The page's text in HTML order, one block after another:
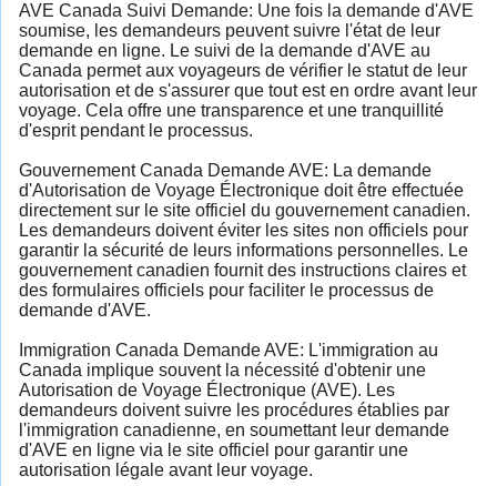
AVE Canada Suivi Demande: Une fois la demande d'AVE
soumise, les demandeurs peuvent suivre l'état de leur
demande en ligne. Le suivi de la demande d'AVE au
Canada permet aux voyageurs de vérifier le statut de leur
autorisation et de s'assurer que tout est en ordre avant leur
voyage. Cela offre une transparence et une tranquillité
d'esprit pendant le processus.
Gouvernement Canada Demande AVE: La demande
d'Autorisation de Voyage Électronique doit être effectuée
directement sur le site officiel du gouvernement canadien.
Les demandeurs doivent éviter les sites non officiels pour
garantir la sécurité de leurs informations personnelles. Le
gouvernement canadien fournit des instructions claires et
des formulaires officiels pour faciliter le processus de
demande d'AVE.
Immigration Canada Demande AVE: L'immigration au
Canada implique souvent la nécessité d'obtenir une
Autorisation de Voyage Électronique (AVE). Les
demandeurs doivent suivre les procédures établies par
l'immigration canadienne, en soumettant leur demande
d'AVE en ligne via le site officiel pour garantir une
autorisation légale avant leur voyage.